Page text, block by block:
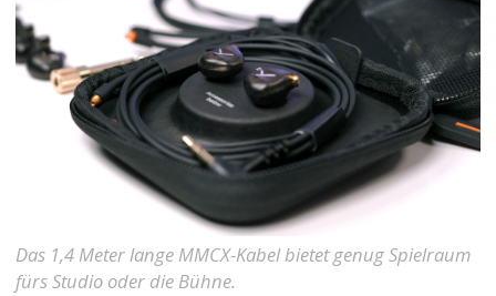
Das 1,4 Meter lange MMCX-Kabel bietet genug Spielraum
fürs Studio oder die Bühne.